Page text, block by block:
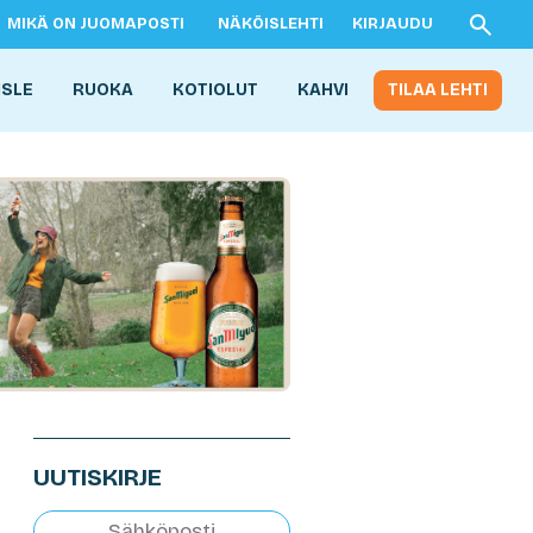
MIKÄ ON JUOMAPOSTI NÄKÖISLEHTI KIRJAUDU
RUOKA KOTIOLUT KAHVI TILAA LEHTI
UUTISKIRJE